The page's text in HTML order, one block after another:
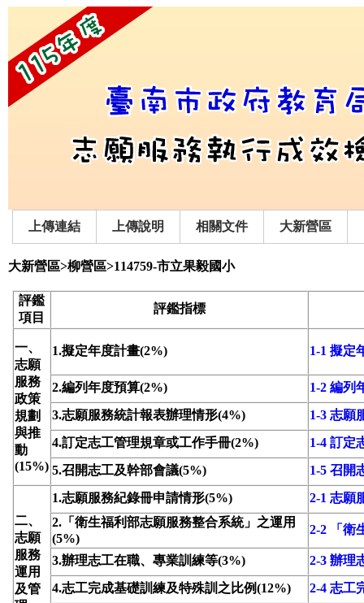
上傳連結 上傳說明 相關文件 大新營區
大新營區>柳營區>114759-市立果毅國小
評鑑
項目
評鑑指標
一、
志願
服務
政策
規劃
與推
動
(15%)
1.擬定年度計畫(2%) 1-1 擬定
2.編列年度預算(2%)
1-2 編列
3.志願服務統計報表辦理情形(4%)
1-3 志願
4.訂定志工管理規章或工作手冊(2%)
1-4 訂定
5.召開志工及幹部會議(5%)
1-5 召開
二、
志願
服務
運用
及管
1.志願服務紀錄冊申請情形(5%)
2-1 志願
2.「衛生福利部志願服務整合系統」之運用
(5%)
2-2 「衛
3.辦理志工在職、專業訓練等(3%)
2-3 辦理
4.志工完成基礎訓練及特殊訓之比例(12%)
2-4 志工